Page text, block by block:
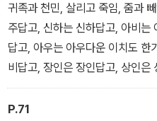
귀족과 천민, 살리고 죽임, 줌과
주답고, 신하는 신하답고, 아비는
답고, 아우는 아우다운 이치도 한
비답고, 장인은 장인답고, 상인은
P.71